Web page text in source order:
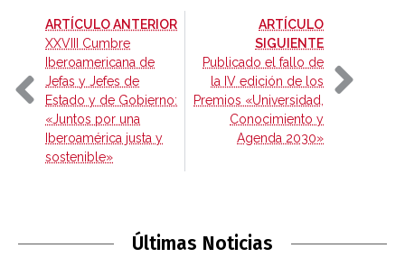
ARTÍCULO ANTERIOR-
XXVIII Cumbre
Iberoamericana de
Jefas y Jefes de
Estado y de Gobierno:
«Juntos por una
Iberoamérica justa y
sostenible»
ARTÍCULO
SIGUIENTE-
Publicado el fallo de
la IV edición de los
Premios «Universidad,
Conocimiento y
Agenda 2030»
Últimas Noticias